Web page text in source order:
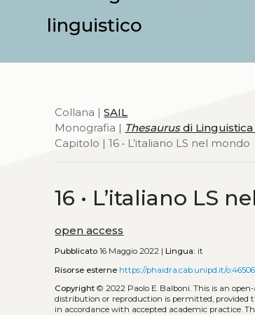
linguistico
Collana |SAIL
Monografia | Thesaurusdi Linguistica
Capitolo | 16 • L’italiano LS nel mondo
16 • L’italiano LS
open access
Pubblicato 16 Maggio 2022 |Lingua: it
Risorse esterne https://phaidra.cab.unipd.it/
Copyright © 2022 Paolo E. Balboni.This is an
distribution or reproduction is permitted,
in accordance with accepted academic practice.